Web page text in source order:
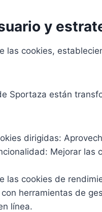
y
las cookies,
Sportaza están
dirigidas:
Mejorar
las cookies de
herramientas de
línea.